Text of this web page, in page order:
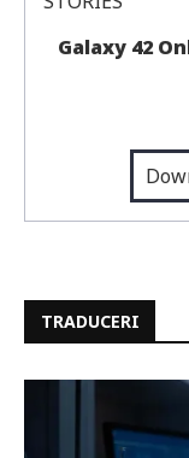
Galaxy 42
TRADUCERI